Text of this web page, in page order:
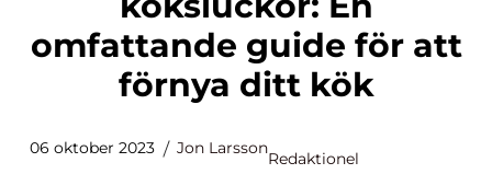
omfattande guide för att
förnya ditt kök
06 oktober 2023 Jon Larsson
Redaktionel